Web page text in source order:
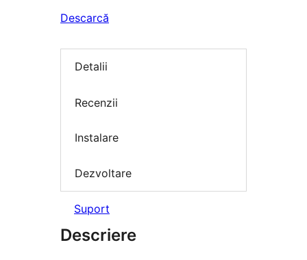
Descarcă
Detalii
Recenzii
Instalare
Dezvoltare
Suport
Descriere